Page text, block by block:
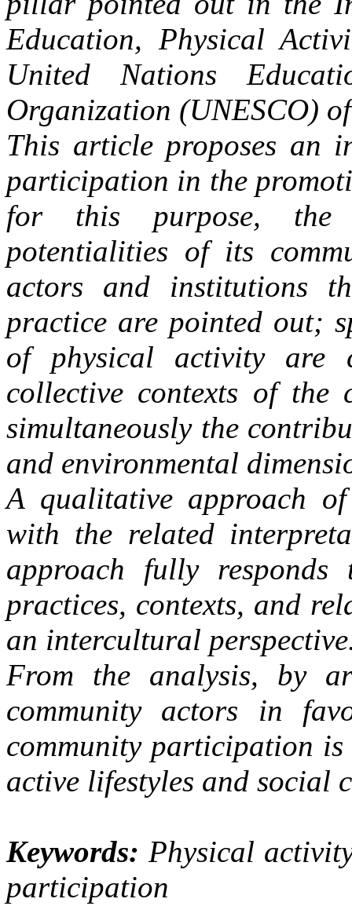
Education, Physical
United Nations
Organization (UNESCO)
This article proposes an
participation in the
for this purpose, the
potentialities of its
actors and institutions
practice are pointed out;
of physical activity are
collective contexts of the
simultaneously the
and environmental
A qualitative approach
with the related
approach fully
practices, contexts, and
an intercultural
From the analysis, by
community actors in
community participation
active lifestyles and social
Keywords: Physical
participation